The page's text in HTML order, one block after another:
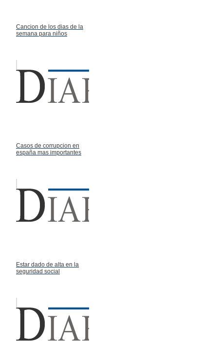
Cancion de los dias de la
semana para niños
Casos de corrupcion en
españa mas importantes
Estar dado de alta en la
seguridad social